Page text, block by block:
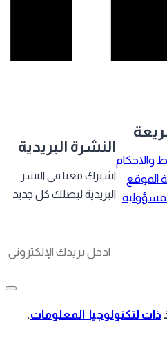
النشرة البريدية
اشترك معنا فى النشر
البريدية ليصلك كل جديد
لتكنولوجيا المعلومات.